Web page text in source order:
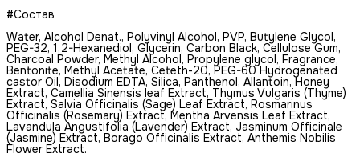
#Состав
Water, Alcohol Denat., Polyvinyl Alcohol, PVP, Butylene Glycol,
PEG-32, 1,2-Hexanediol, Glycerin, Carbon Black, Cellulose Gum,
Charcoal Powder, Methyl Alcohol, Propylene glycol, Fragrance,
Bentonite, Methyl Acetate, Ceteth-20, PEG-60 Hydrogenated
castor Oil, Disodium EDTA, Silica, Panthenol, Allantoin, Honey
Extract, Camellia Sinensis leaf Extract, Thymus Vulgaris (Thyme)
Extract, Salvia Officinalis (Sage) Leaf Extract, Rosmarinus
Officinalis (Rosemary) Extract, Mentha Arvensis Leaf Extract,
Lavandula Angustifolia (Lavender) Extract, Jasminum Officinale
(Jasmine) Extract, Borago Officinalis Extract, Anthemis Nobilis
Flower Extract.